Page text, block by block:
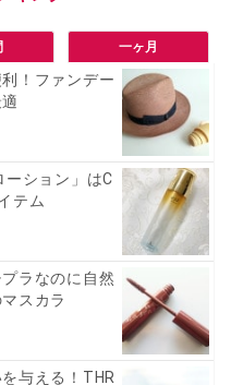
一ヶ月
！ファンデー
ーション」はC
テム
ラなのに自然
スカラ
与える！THR